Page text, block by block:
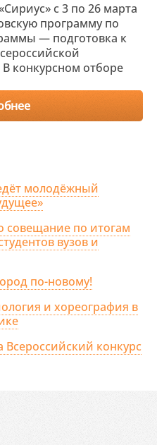
с 3 по 26 марта
программу по
— подготовка к
конкурсном отборе
молодёжный
совещание по итогам
вузов и
по-новому!
и хореография в
конкурс